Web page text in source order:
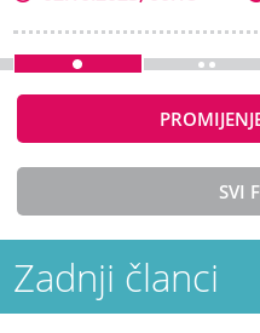
SVI
Zadnji članci